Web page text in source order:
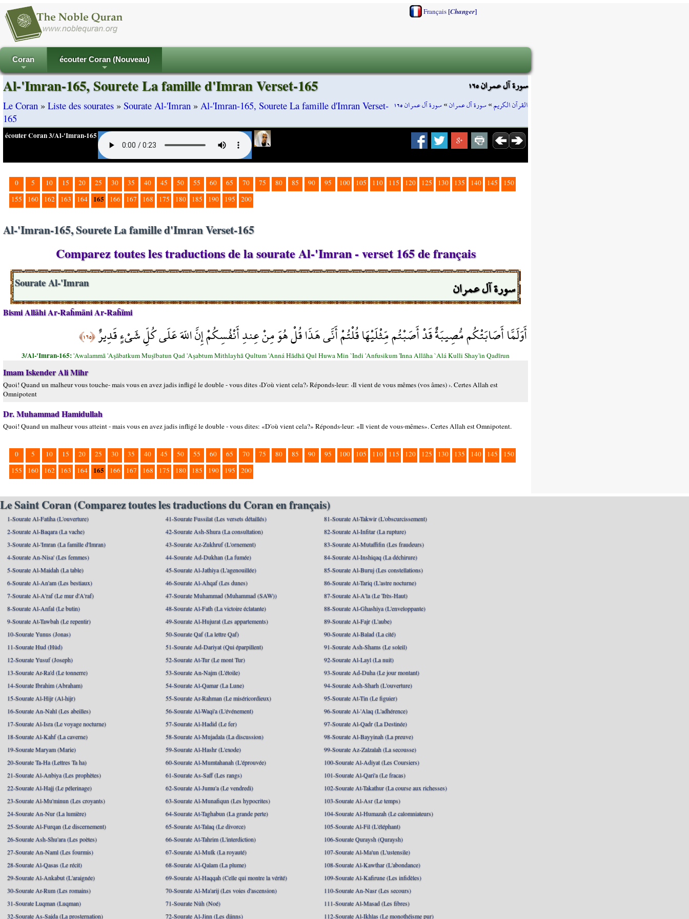
Français[Changer]
+
Coran
+
écouter Coran (Nouveau)
سورة آل عمران ١٦٥
القرآن الكريم»سورة آل عمران»سورة آل عمران ١٦٥
Al-'Imran-165, Sourete La famille d'Imran Verset-165
Le Coran » Liste des sourates » Sourate Al-'Imran » Al-'Imran-165, Sourete La famille d'Imran Verset-
165
écouter Coran 3/Al-'Imran-165
0 5 10 15 20 25 30 35 40 45 50 55 60 65 70 75 80 85 90 95 100 105 110 115 120 125 130 135 140 145
150
155
160 162 163 164 165 166 167 168 175 180 185 190 195 200
Al-'Imran-165, Sourete La famille d'Imran Verset-165
Comparez toutes les traductions de la sourate Al-'Imran - verset 165 de français
سورة آل عمران Sourate Al-'Imran
Bismi Allāhi Ar-Raĥmāni Ar-Raĥīmi
أَوَلَمَّا أَصَابَتْكُم مُّصِيبَةٌ قَدْ أَصَبْتُم مِّثْلَيْهَا قُلْتُمْ أَنَّى هَذَا قُلْ هُوَ مِنْ عِندِ أَنْفُسِكُمْ إِنَّ اللّهَ عَلَى كُلِّ شَيْءٍ قَدِيرٌ﴿١٦٥﴾
3/Al-'Imran-165:'Awalammā 'Aşābatkum Muşībatun Qad 'Aşabtum Mithlayhā Qultum 'Anná Hādhā Qul Huwa Min `Indi 'Anfusikum 'Inna Allāha `Alá Kulli Shay'in Qadīrun
Imam Iskender Ali Mihr
Quoi! Quand un malheur vous touche- mais vous en avez jadis infligé le double - vous dites ‹D'où vient cela?› Réponds-leur: ‹Il vient de vous mêmes (vos âmes) ›. Certes Allah est
Omnipotent
Dr. Muhammad Hamidullah
Quoi! Quand un malheur vous atteint - mais vous en avez jadis infligé le double - vous dites: «D'où vient cela?» Réponds-leur: «Il vient de vous-mêmes». Certes Allah est Omnipotent.
0 5 10 15 20 25 30 35 40 45 50 55 60 65 70 75 80 85 90 95 100 105 110 115 120 125 130 135 140 145
150
155
160 162 163 164 165 166 167 168 175 180 185 190 195 200
Le Saint Coran (Comparez toutes les traductions du Coran en français)
1-Sourate Al-Fatiha (L'ouverture)
2-Sourate Al-Baqara (La vache)
3-Sourate Al-'Imran (La famille d'Imran)
4-Sourate An-Nisa' (Les femmes)
5-Sourate Al-Maidah (La table)
6-Sourate Al-An'am (Les bestiaux)
7-Sourate Al-A'raf (Le mur d'A'raf)
8-Sourate Al-Anfal (Le butin)
9-Sourate At-Tawbah (Le repentir)
10-Sourate Yunus (Jonas)
11-Sourate Hud (Hûd)
12-Sourate Yusuf (Joseph)
13-Sourate Ar-Ra'd (Le tonnerre)
14-Sourate Ibrahim (Abraham)
15-Sourate Al-Hijr (Al-hijr)
16-Sourate An-Nahl (Les abeilles)
17-Sourate Al-Isra (Le voyage nocturne)
18-Sourate Al-Kahf (La caverne)
19-Sourate Maryam (Marie)
20-Sourate Ta-Ha (Lettres Ta ha)
21-Sourate Al-Anbiya (Les prophètes)
22-Sourate Al-Hajj (Le pélerinage)
23-Sourate Al-Mu'minun (Les croyants)
24-Sourate An-Nur (La lumière)
25-Sourate Al-Furqan (Le discernement)
26-Sourate Ash-Shu'ara (Les poètes)
27-Sourate An-Naml (Les fourmis)
28-Sourate Al-Qasas (Le récit)
29-Sourate Al-Ankabut (L'araignée)
30-Sourate Ar-Rum (Les romains)
31-Sourate Luqman (Luqman)
32-Sourate As-Sajda (La prosternation)
41-Sourate Fussilat (Les versets détaillés)
42-Sourate Ash-Shura (La consultation)
43-Sourate Az-Zukhruf (L'ornement)
44-Sourate Ad-Dukhan (La fumée)
45-Sourate Al-Jathiya (L'agenouillée)
46-Sourate Al-Ahqaf (Les dunes)
47-Sourate Muhammad (Muhammad (SAW))
48-Sourate Al-Fath (La victoire éclatante)
49-Sourate Al-Hujurat (Les appartements)
50-Sourate Qaf (La lettre Qaf)
51-Sourate Ad-Dariyat (Qui éparpillent)
52-Sourate At-Tur (Le mont Tur)
53-Sourate An-Najm (L'étoile)
54-Sourate Al-Qamar (La Lune)
55-Sourate Ar-Rahman (Le miséricordieux)
56-Sourate Al-Waqi'a (L'événement)
57-Sourate Al-Hadid (Le fer)
58-Sourate Al-Mujadala (La discussion)
59-Sourate Al-Hashr (L'exode)
60-Sourate Al-Mumtahanah (L'éprouvée)
61-Sourate As-Saff (Les rangs)
62-Sourate Al-Jumu'a (Le vendredi)
63-Sourate Al-Munafiqun (Les hypocrites)
64-Sourate At-Taghabun (La grande perte)
65-Sourate At-Talaq (Le divorce)
66-Sourate At-Tahrim (L'interdiction)
67-Sourate Al-Mulk (La royauté)
68-Sourate Al-Qalam (La plume)
69-Sourate Al-Haqqah (Celle qui montre la vérité)
70-Sourate Al-Ma'arij (Les voies d'ascension)
71-Sourate Nûh (Noé)
72-Sourate Al-Jinn (Les djinns)
81-Sourate At-Takwir (L'obscurcissement)
82-Sourate Al-Infitar (La rupture)
83-Sourate Al-Mutaffifin (Les fraudeurs)
84-Sourate Al-Inshiqaq (La déchirure)
85-Sourate Al-Buruj (Les constellations)
86-Sourate At-Tariq (L'astre nocturne)
87-Sourate Al-A'la (Le Très-Haut)
88-Sourate Al-Ghashiya (L'enveloppante)
89-Sourate Al-Fajr (L'aube)
90-Sourate Al-Balad (La cité)
91-Sourate Ash-Shams (Le soleil)
92-Sourate Al-Layl (La nuit)
93-Sourate Ad-Duha (Le jour montant)
94-Sourate Ash-Sharh (L'ouverture)
95-Sourate At-Tin (Le figuier)
96-Sourate Al-'Alaq (L'adhérence)
97-Sourate Al-Qadr (La Destinée)
98-Sourate Al-Bayyinah (La preuve)
99-Sourate Az-Zalzalah (La secousse)
100-Sourate Al-Adiyat (Les Coursiers)
101-Sourate Al-Qari'a (Le fracas)
102-Sourate At-Takathur (La course aux richesses)
103-Sourate Al-Asr (Le temps)
104-Sourate Al-Humazah (Le calomniateurs)
105-Sourate Al-Fil (L'éléphant)
106-Sourate Quraysh (Quraysh)
107-Sourate Al-Ma'un (L'ustensile)
108-Sourate Al-Kawthar (L'abondance)
109-Sourate Al-Kafirune (Les infidèles)
110-Sourate An-Nasr (Les secours)
111-Sourate Al-Masad (Les fibres)
112-Sourate Al-Ikhlas (Le monothéisme pur)